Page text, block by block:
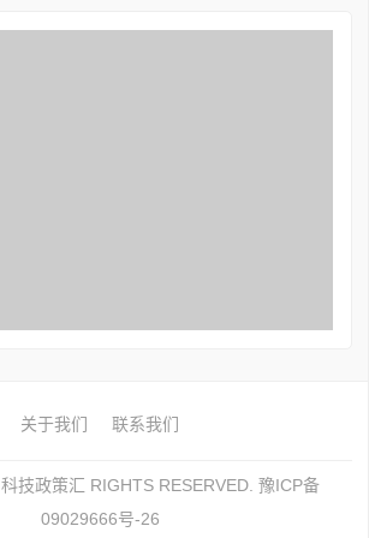
关于我们 联系我们
科技政策汇 RIGHTS RESERVED. 豫ICP备
09029666号-26